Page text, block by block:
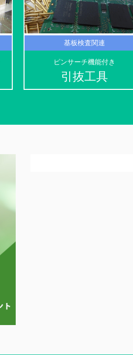
基板検査関連
ピンサーチ機能付き
引抜工具